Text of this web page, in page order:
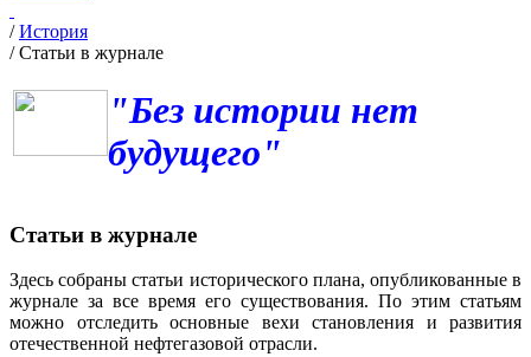
/История
/Статьи в журнале
"Без истории нет
будущего"
Статьи в журнале
Здесь собраны статьи исторического плана, опубликованные в
журнале за все время его существования. По этим статьям
можно отследить основные вехи становления и развития
отечественной нефтегазовой отрасли.